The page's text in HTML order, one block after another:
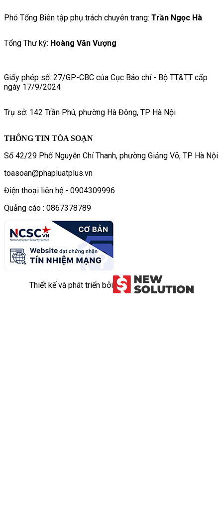
Phó Tổng Biên tập phụ trách chuyên trang: Trần Ngọc Hà
Tổng Thư ký: Hoàng Văn Vượng
Giấy phép số: 27/GP-CBC của Cục Báo chí - Bộ TT&TT cấp
ngày 17/9/2024
Trụ sở: 142 Trần Phú, phường Hà Đông, TP Hà Nội
THÔNG TIN TÒA SOẠN
Số 42/29 Phố Nguyễn Chí Thanh, phường Giảng Võ, TP. Hà Nội
toasoan@phapluatplus.vn
Điện thoại liên hệ - 0904309996
Quảng cáo : 0867378789
Thiết kế và phát triển bởi